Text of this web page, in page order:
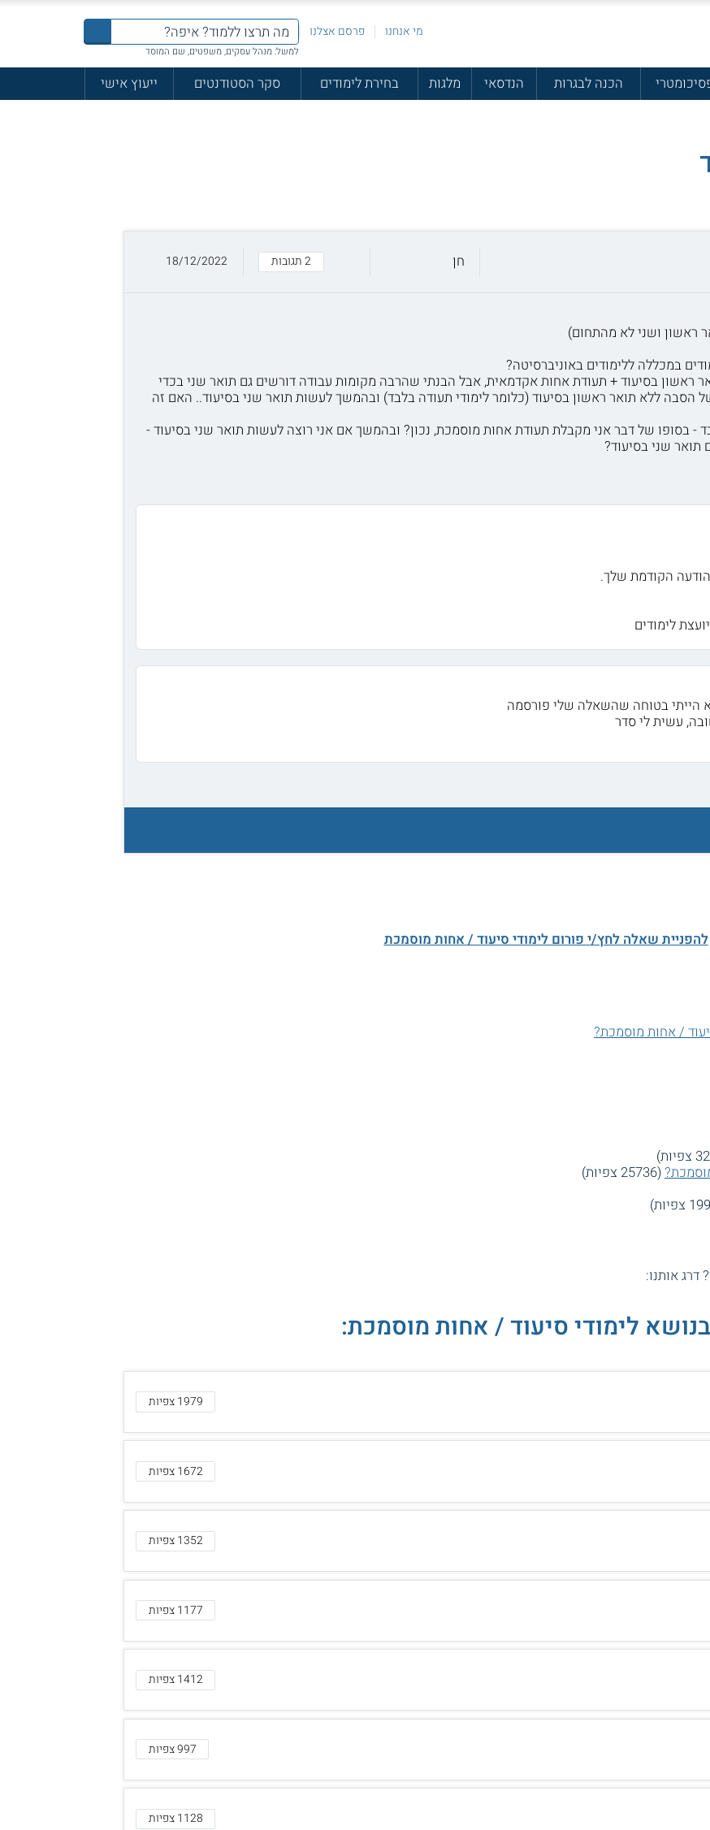
מי אנחנו פרסם אצלנו
למשל: מנהל עסקים, משפטים, שם המוסד
הכנה לבגרות הנדסאי מלגות בחירת לימודים סקר הסטודנטים ייעוץ אישי
חן 2 תגובות 18/12/2022
ראשון ושני לא מהתחום)
ראשון בסיעוד + תעודת אחות אקדמאית, אבל הבנתי שהרבה מקומות עבודה דורשים גם תואר שני בכדי
הסבה ללא תואר ראשון בסיעוד (כלומר לימודי תעודה בלבד) ובהמשך לעשות תואר שני בסיעוד.. האם זה
- בסופו של דבר אני מקבלת תעודת אחות מוסמכת, נכון? ובהמשך אם אני רוצה לעשות תואר שני בסיעוד -
שני בסיעוד?
הקודמת שלך.
לימודים
הייתי בטוחה שהשאלה שלי פורסמה
עשית לי סדר
להפניית שאלה לחץ/י פורום לימודי סיעוד / אחות מוסמכת
/ אחות מוסמכת?
(25736 צפיות)
דרג אותנו:
לימודי סיעוד / אחות מוסמכת:
1979 צפיות
1672 צפיות
1352 צפיות
1177 צפיות
1412 צפיות
997 צפיות
1128 צפיות